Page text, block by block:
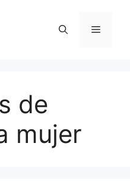
Menú
de
mujer